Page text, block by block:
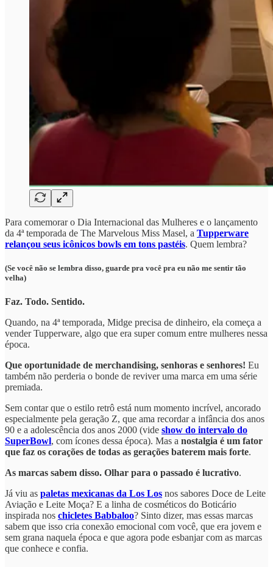
Para comemorar o Dia Internacional das Mulheres e o lançamento
da 4ª temporada de The Marvelous Miss Masel, a Tupperware
relançou seus icônicos bowls em tons pastéis. Quem lembra?
(Se você não se lembra disso, guarde pra você pra eu não me sentir tão
velha)
Faz. Todo. Sentido.
Quando, na 4ª temporada, Midge precisa de dinheiro, ela começa a
vender Tupperware, algo que era super comum entre mulheres nessa
época.
Que oportunidade de merchandising, senhoras e senhores! Eu
também não perderia o bonde de reviver uma marca em uma série
premiada.
Sem contar que o estilo retrô está num momento incrível, ancorado
especialmente pela geração Z, que ama recordar a infância dos anos
90 e a adolescência dos anos 2000 (vide show do intervalo do
SuperBowl, com ícones dessa época). Mas a nostalgia é um fator
que faz os corações de todas as gerações baterem mais forte.
As marcas sabem disso. Olhar para o passado é lucrativo.
Já viu as paletas mexicanas da Los Los nos sabores Doce de Leite
Aviação e Leite Moça? E a linha de cosméticos do Boticário
inspirada nos chicletes Babbaloo? Sinto dizer, mas essas marcas
sabem que isso cria conexão emocional com você, que era jovem e
sem grana naquela época e que agora pode esbanjar com as marcas
que conhece e confia.